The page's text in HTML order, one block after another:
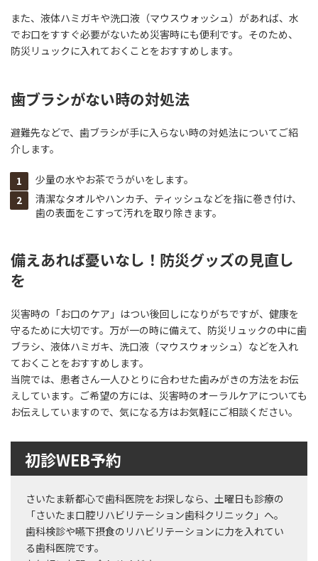
また、液体ハミガキや洗口液（マウスウォッシュ）があれば、水
でお口をすすぐ必要がないため災害時にも便利です。そのため、
防災リュックに入れておくことをおすすめします。
歯ブラシがない時の対処法
避難先などで、歯ブラシが手に入らない時の対処法についてご紹
介します。
少量の水やお茶でうがいをします。
清潔なタオルやハンカチ、ティッシュなどを指に巻き付け、
歯の表面をこすって汚れを取り除きます。
備えあれば憂いなし！防災グッズの見直し
を
災害時の「お口のケア」はつい後回しになりがちですが、健康を
守るために大切です。万が一の時に備えて、防災リュックの中に歯
ブラシ、液体ハミガキ、洗口液（マウスウォッシュ）などを入れ
ておくことをおすすめします。
当院では、患者さん一人ひとりに合わせた歯みがきの方法をお伝
えしています。ご希望の方には、災害時のオーラルケアについても
お伝えしていますので、気になる方はお気軽にご相談ください。
初診WEB予約
さいたま新都心で歯科医院をお探しなら、土曜日も診療の
「さいたま口腔リハビリテーション歯科クリニック」へ。
歯科検診や嚥下摂食のリハビリテーションに力を入れてい
る歯科医院です。